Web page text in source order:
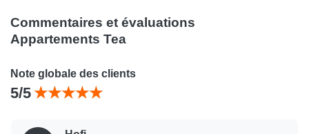
Commentaires et évaluations
Appartements Tea
Note globale des clients
5/5